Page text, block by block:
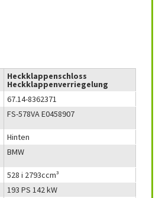
Heckklappenschloss
Heckklappenverriegelung
67.14-8362371
FS-578VA E0458907
Hinten
BMW
528 i 2793ccm³
193 PS 142 kW